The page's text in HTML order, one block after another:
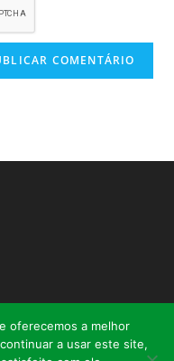
oferecemos a melhor
a usar este site,